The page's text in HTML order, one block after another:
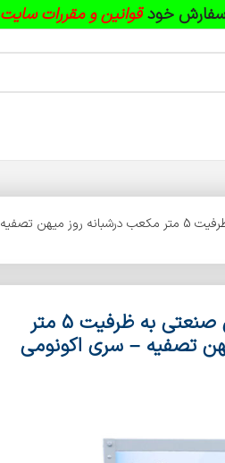
سفارش خودقوانین و مقررات سایت
اکونومی
دستگاه آب شیرین کن صنعتی به ظرفیت 5 متر
تصفیه – سری اکونومی